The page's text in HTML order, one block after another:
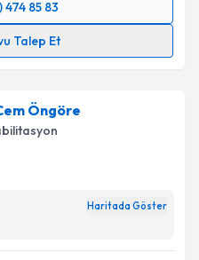
474 85 83
Talep Et
ile bilgilendireceğiz.
ilişkin
verilerimin belirtilen
Öngöre
Haritada Göster